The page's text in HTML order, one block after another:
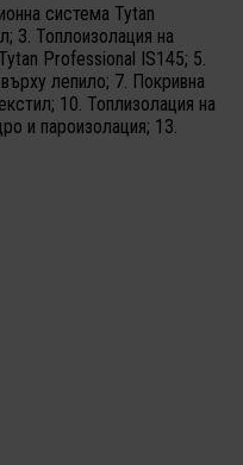
система Tytan
3. Топлоизолация на
Professional IS145; 5.
лепило; 7. Покривна
10. Топлизолация на
и пароизолация; 13.